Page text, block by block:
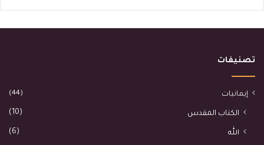
تصنيفات
إيمانيات (44)
الكتاب المقدس (10)
الله (6)